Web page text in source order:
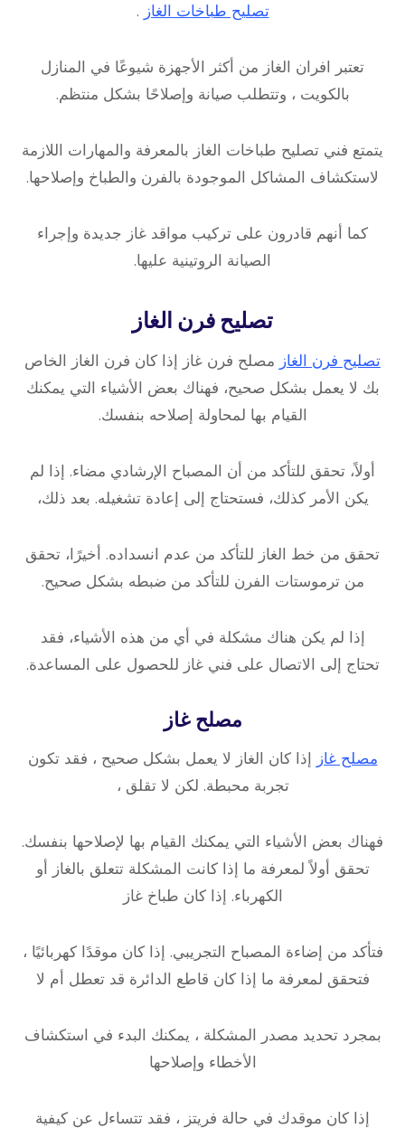
تصليح طباخات الغاز .
تعتبر افران الغاز من أكثر الأجهزة شيوعًا في المنازل
بالكويت ، وتتطلب صيانة وإصلاحًا بشكل منتظم.
يتمتع فني تصليح طباخات الغاز بالمعرفة والمهارات اللازمة
لاستكشاف المشاكل الموجودة بالفرن والطباخ وإصلاحها.
كما أنهم قادرون على تركيب مواقد غاز جديدة وإجراء
الصيانة الروتينية عليها.
تصليح فرن الغاز
تصليح فرن الغاز مصلح فرن غاز إذا كان فرن الغاز الخاص
بك لا يعمل بشكل صحيح، فهناك بعض الأشياء التي يمكنك
القيام بها لمحاولة إصلاحه بنفسك.
أولاً، تحقق للتأكد من أن المصباح الإرشادي مضاء. إذا لم
يكن الأمر كذلك، فستحتاج إلى إعادة تشغيله. بعد ذلك،
تحقق من خط الغاز للتأكد من عدم انسداده. أخيرًا، تحقق
من ترموستات الفرن للتأكد من ضبطه بشكل صحيح.
إذا لم يكن هناك مشكلة في أي من هذه الأشياء، فقد
تحتاج إلى الاتصال على فني غاز للحصول على المساعدة.
مصلح غاز
مصلح غاز إذا كان الغاز لا يعمل بشكل صحيح ، فقد تكون
تجربة محبطة. لكن لا تقلق ،
فهناك بعض الأشياء التي يمكنك القيام بها لإصلاحها بنفسك.
تحقق أولاً لمعرفة ما إذا كانت المشكلة تتعلق بالغاز أو
الكهرباء. إذا كان طباخ غاز
فتأكد من إضاءة المصباح التجريبي. إذا كان موقدًا كهربائيًا ،
فتحقق لمعرفة ما إذا كان قاطع الدائرة قد تعطل أم لا
بمجرد تحديد مصدر المشكلة ، يمكنك البدء في استكشاف
الأخطاء وإصلاحها
إذا كان موقدك في حالة فريتز ، فقد تتساءل عن كيفية